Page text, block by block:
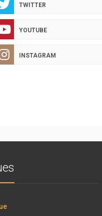
TWITTER
YOUTUBE
INSTAGRAM